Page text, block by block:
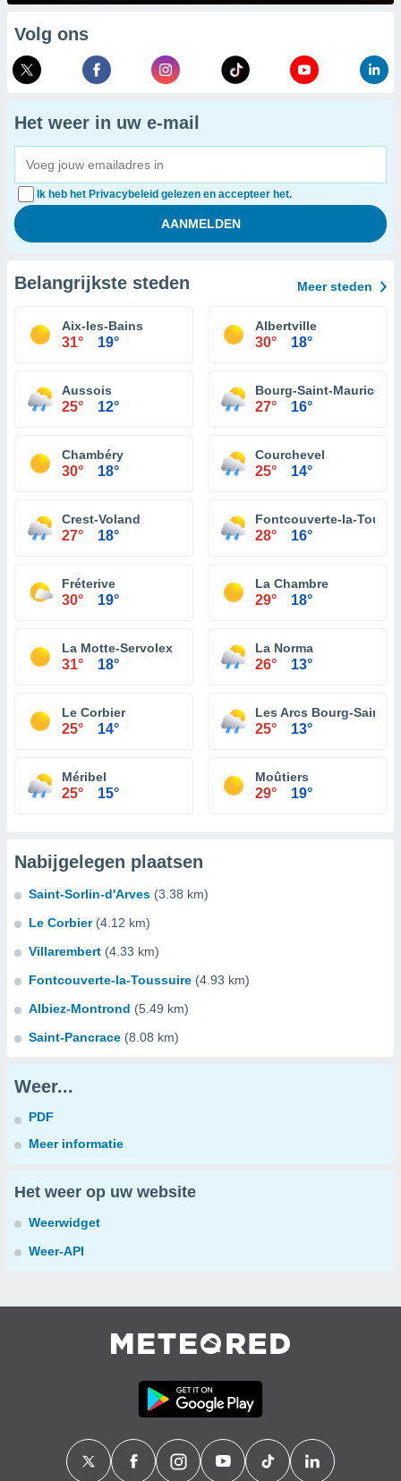
Volg ons
Het weer in uw e-mail
Ik heb het Privacybeleid gelezen en accepteer het.
Belangrijkste steden Meer steden
Aix-les-Bains
31° 19°
Albertville
30° 18°
Aussois
25° 12°
Bourg-Saint-Maurice
27° 16°
Chambéry
30° 18°
Courchevel
25° 14°
Crest-Voland
27° 18°
Fontcouverte-la-
28° 16°
Fréterive
30° 19°
La Chambre
29° 18°
La Motte-Servolex
31° 18°
La Norma
26° 13°
Le Corbier
25° 14°
Les Arcs Bourg-Saint-
25° 13°
Méribel
25° 15°
Moûtiers
29° 19°
Nabijgelegen plaatsen
Saint-Sorlin-d'Arves (3.38 km)
Le Corbier (4.12 km)
Villarembert (4.33 km)
Fontcouverte-la-Toussuire (4.93 km)
Albiez-Montrond (5.49 km)
Saint-Pancrace (8.08 km)
Weer...
PDF
Meer informatie
Het weer op uw website
Weerwidget
Weer-API